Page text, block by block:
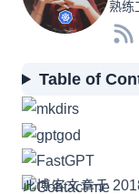
熟练
Table of
此博客文章于